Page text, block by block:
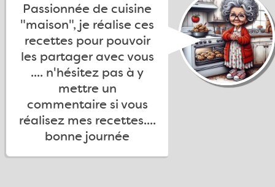
Passionnée de cuisine
"maison", je réalise ces
recettes pour pouvoir
les partager avec vous
.... n'hésitez pas à y
mettre un
commentaire si vous
réalisez mes recettes....
bonne journée